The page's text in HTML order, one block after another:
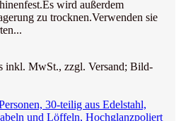
wird außerdem
zu trocknen.Verwenden sie
inkl. MwSt., zzgl. Versand; Bild-